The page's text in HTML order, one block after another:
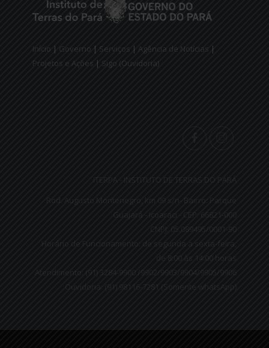
Início | Governo | Serviços | Agência de Notícias |
Projetos e Ações | Sigo (Ouvidoria)
ITERPA - INSTITUTO DE TERRAS DO PARÁ
Rod. Augusto Montenegro, km 09 s/n- Bairro: Parque
Guajará - Icoaraci - CEP: 66821-000
CNPJ: 05.089495/0001-90
Horário de Funcionamento: de segunda a sexta-feira,
de 8:00 às 14:00 horas
Atendimento: (91) 3284-9900 /9902/9903/9904/9905/9906
Ouvidoria: (91) 98116-7281 (Somente whatsApp)